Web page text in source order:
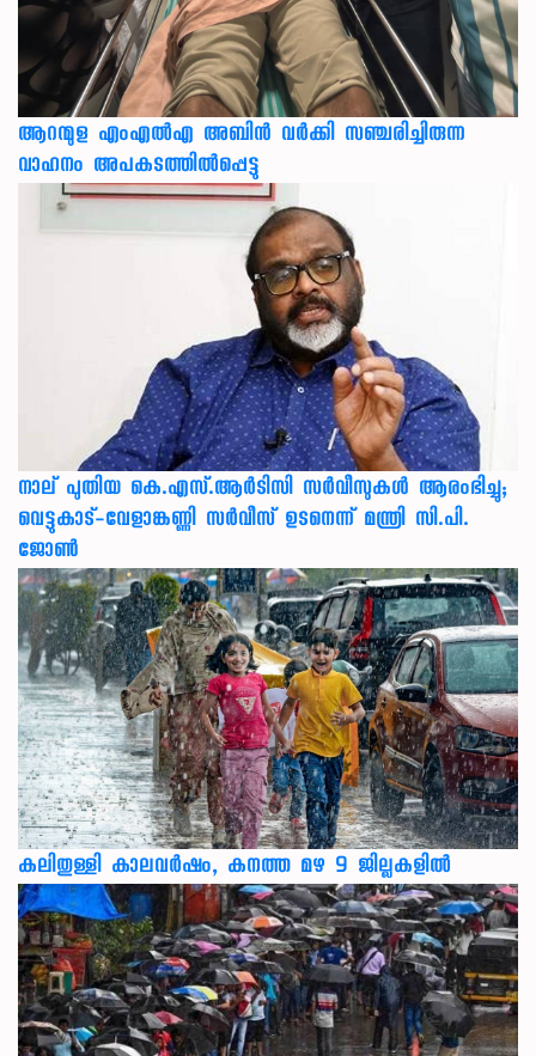
ആറന്മുള എംഎൽഎ അബിൻ വർക്കി സഞ്ചരിച്ചിരുന്ന
വാഹനം അപകടത്തിൽപ്പെട്ടു
നാല് പുതിയ കെ.എസ്.ആർടിസി സർവീസുകൾ ആരംഭിച്ചു;
വെട്ടുകാട്-വേളാങ്കണ്ണി സർവീസ് ഉടനെന്ന് മന്ത്രി സി.പി.
ജോൺ
കലിതുള്ളി കാലവർഷം, കനത്ത മഴ 9 ജില്ലകളിൽ